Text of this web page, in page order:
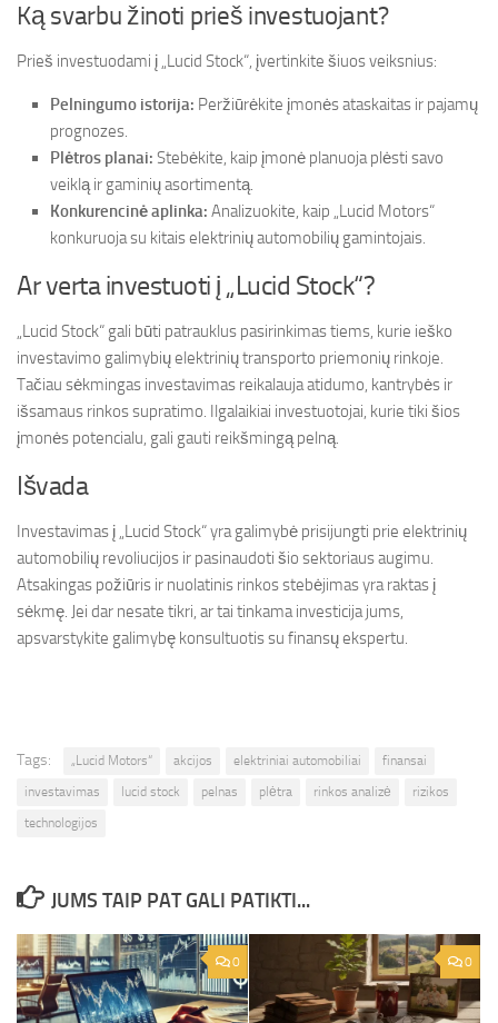
Ką svarbu žinoti prieš investuojant?
Prieš investuodami į „Lucid Stock“, įvertinkite šiuos veiksnius:
Pelningumo istorija: Peržiūrėkite įmonės ataskaitas ir pajamų
prognozes.
Plėtros planai: Stebėkite, kaip įmonė planuoja plėsti savo
veiklą ir gaminių asortimentą.
Konkurencinė aplinka: Analizuokite, kaip „Lucid Motors“
konkuruoja su kitais elektrinių automobilių gamintojais.
Ar verta investuoti į „Lucid Stock“?
„Lucid Stock“ gali būti patrauklus pasirinkimas tiems, kurie ieško
investavimo galimybių elektrinių transporto priemonių rinkoje.
Tačiau sėkmingas investavimas reikalauja atidumo, kantrybės ir
išsamaus rinkos supratimo. Ilgalaikiai investuotojai, kurie tiki šios
įmonės potencialu, gali gauti reikšmingą pelną.
Išvada
Investavimas į „Lucid Stock“ yra galimybė prisijungti prie elektrinių
automobilių revoliucijos ir pasinaudoti šio sektoriaus augimu.
Atsakingas požiūris ir nuolatinis rinkos stebėjimas yra raktas į
sėkmę. Jei dar nesate tikri, ar tai tinkama investicija jums,
apsvarstykite galimybę konsultuotis su finansų ekspertu.
Tags: „Lucid Motors“ akcijos elektriniai automobiliai
finansai
investavimas
lucid stock pelnas plėtra rinkos analizė
rizikos
technologijos
JUMS TAIP PAT GALI PATIKTI...
0 0